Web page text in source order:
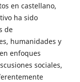
en castellano,
ha sido
de
humanidades y
enfoques
sociales,